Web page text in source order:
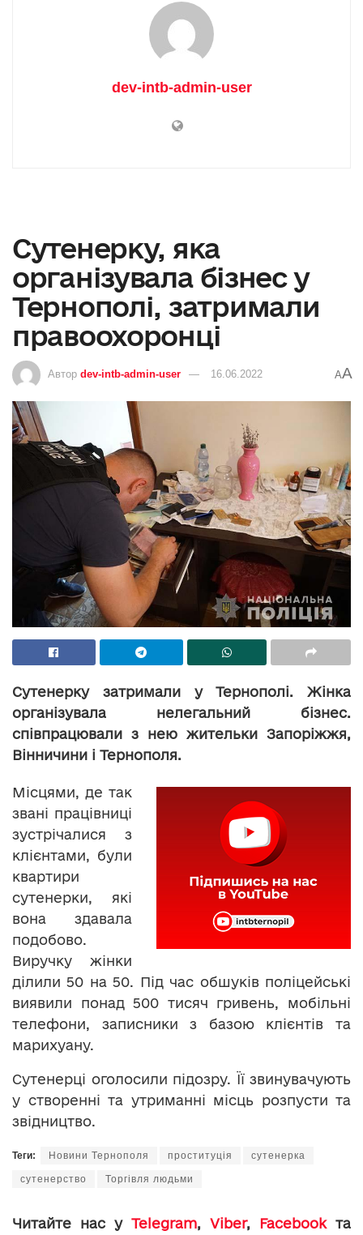
dev-intb-admin-user
Сутенерку, яка
організувала бізнес у
Тернополі, затримали
правоохоронці
Автор dev-intb-admin-user 16.06.2022 AA
Сутенерку затримали у Тернополі. Жінка
організувала нелегальний бізнес.
співпрацювали з нею жительки Запоріжжя,
Вінничини і Тернополя.
Місцями, де так
звані працівниці
зустрічалися з
клієнтами, були
квартири
сутенерки, які
вона здавала
подобово.
Виручку жінки
ділили 50 на 50. Під час обшуків поліцейські
виявили понад 500 тисяч гривень, мобільні
телефони, записники з базою клієнтів та
марихуану.
Сутенерці оголосили підозру. Її звинувачують
у створенні та утриманні місць розпусти та
звідництво.
Теги: Новини Тернополя проституція сутенерка
сутенерство Торгівля людьми
Читайте нас у Telegram, Viber, Facebookта